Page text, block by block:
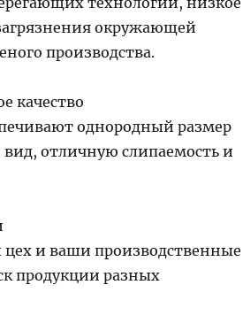
окружающей
производства.
качество
однородный размер
отличную слипаемость и
цех и ваши производственные
продукции разных